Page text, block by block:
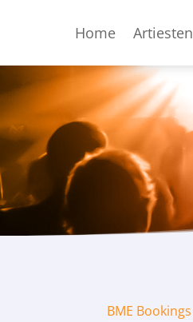
Home Artiesten
BME Bookings